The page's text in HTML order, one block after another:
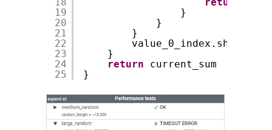
19
20
21
22
23
24
25
}
}
}
value_0_index.shift();
}
return
current_sum
}